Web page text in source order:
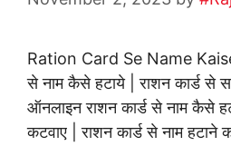
Ration Card Se Name
से नाम कैसे हटाये | राशन कार्ड से
ऑनलाइन राशन कार्ड से नाम कैसे
कटवाए | राशन कार्ड से नाम